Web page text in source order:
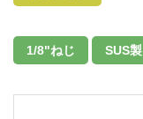
1/8"ねじ SUS製